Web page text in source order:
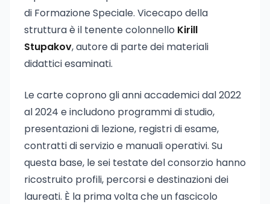
di Formazione Speciale. Vicecapo della
struttura è il tenente colonnello Kirill
Stupakov, autore di parte dei materiali
didattici esaminati.
Le carte coprono gli anni accademici dal 2022
al 2024 e includono programmi di studio,
presentazioni di lezione, registri di esame,
contratti di servizio e manuali operativi. Su
questa base, le sei testate del consorzio hanno
ricostruito profili, percorsi e destinazioni dei
laureati. È la prima volta che un fascicolo